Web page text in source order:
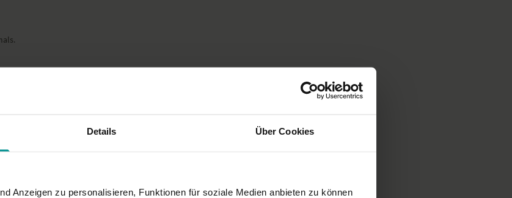
Details Über Cookies
Anzeigen zu personalisieren, Funktionen für soziale Medien anbieten zu können
Video- oder Tonqualität nicht der gewohnten YogaEasy-Qualität entspricht.